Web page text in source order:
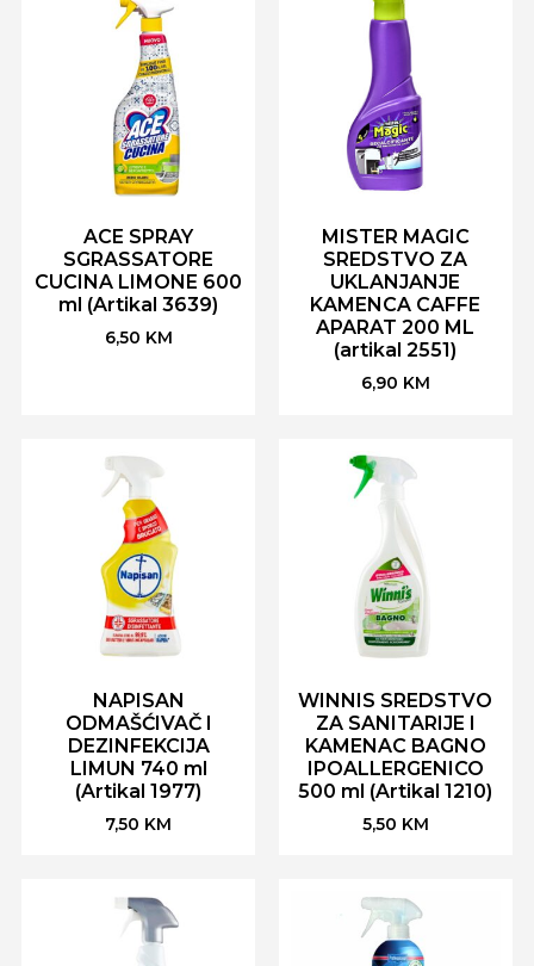
ACE SPRAY
SGRASSATORE
CUCINA LIMONE 600
ml (Artikal 3639)
6,50 KM
MISTER MAGIC
SREDSTVO ZA
UKLANJANJE
KAMENCA CAFFE
APARAT 200 ML
(artikal 2551)
6,90 KM
NAPISAN
ODMAŠĆIVAČ I
DEZINFEKCIJA
LIMUN 740 ml
(Artikal 1977)
7,50 KM
WINNIS SREDSTVO
ZA SANITARIJE I
KAMENAC BAGNO
IPOALLERGENICO
500 ml (Artikal 1210)
5,50 KM